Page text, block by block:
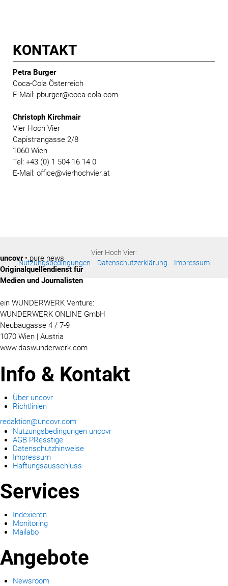
KONTAKT
Petra Burger
Coca-Cola Österreich
E-Mail: pburger@coca-cola.com
Christoph Kirchmair
Vier Hoch Vier
Capistrangasse 2/8
1060 Wien
Tel: +43 (0) 1 504 16 14 0
E-Mail: office@vierhochvier.at
Vier Hoch Vier:
Nutzungsbedingungen
Datenschutzerklärung Impressum
uncovr• pure news
Originalquellendienst für
Medien und Journalisten
ein WUNDERWERK Venture:
WUNDERWERK ONLINE GmbH
Neubaugasse 4 / 7-9
1070 Wien | Austria
www.daswunderwerk.com
Info & Kontakt
Über uncovr
Richtlinien
redaktion@uncovr.com
Nutzungsbedingungen uncovr
AGB PResstige
Datenschutzhinweise
Impressum
Haftungsausschluss
Services
Indexieren
Monitoring
Mailabo
Angebote
Newsroom